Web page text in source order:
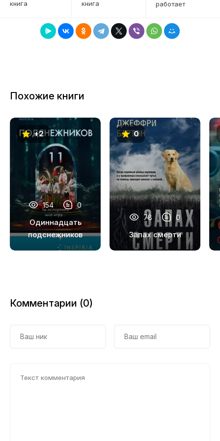
души одной из пропавших, он внезапно получает
далеким прошлым. Проблема в том, что из-за
травмы головы у него практически не осталось
7
книга
книга
работает
Похожие книги
+2
154 0
Одиннадцать
подснежников
0
78 0
Запах смерти
Комментарии (0)